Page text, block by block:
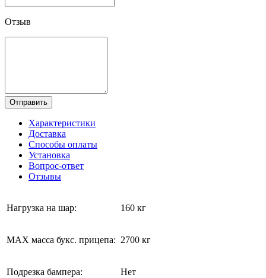
Отзыв
Отправить
Характеристики
Доставка
Способы оплаты
Установка
Вопрос-ответ
Отзывы
Нагрузка на шар: 160 кг
MAX масса букс. прицепа: 2700 кг
Подрезка бампера: Нет